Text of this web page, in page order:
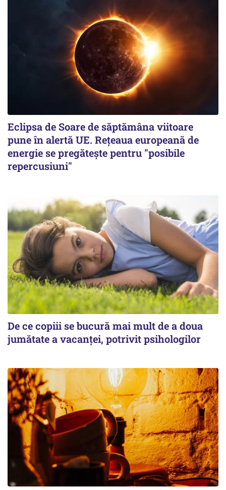
Eclipsa de Soare de săptămâna viitoare
pune în alertă UE. Rețeaua europeană de
energie se pregătește pentru "posibile
repercusiuni"
De ce copiii se bucură mai mult de a doua
jumătate a vacanței, potrivit psihologilor